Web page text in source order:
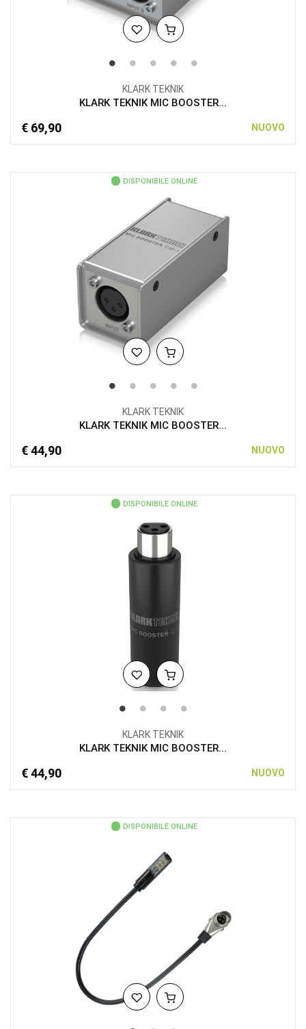
KLARK TEKNIK
KLARK TEKNIK MIC BOOSTER...
€ 69,90 NUOVO
DISPONIBILE ONLINE
KLARK TEKNIK
KLARK TEKNIK MIC BOOSTER...
€ 44,90 NUOVO
DISPONIBILE ONLINE
KLARK TEKNIK
KLARK TEKNIK MIC BOOSTER...
€ 44,90 NUOVO
DISPONIBILE ONLINE